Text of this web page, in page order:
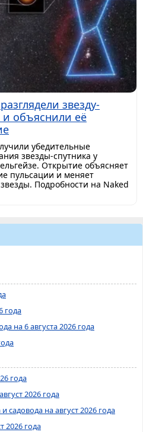
звезду-
и объяснили её
убедительные
звезды-спутника у
Открытие объясняет
пульсации и меняет
Подробности на Naked
года
на 6 августа 2026 года
года
2026 года
на август 2026 года
2026 года